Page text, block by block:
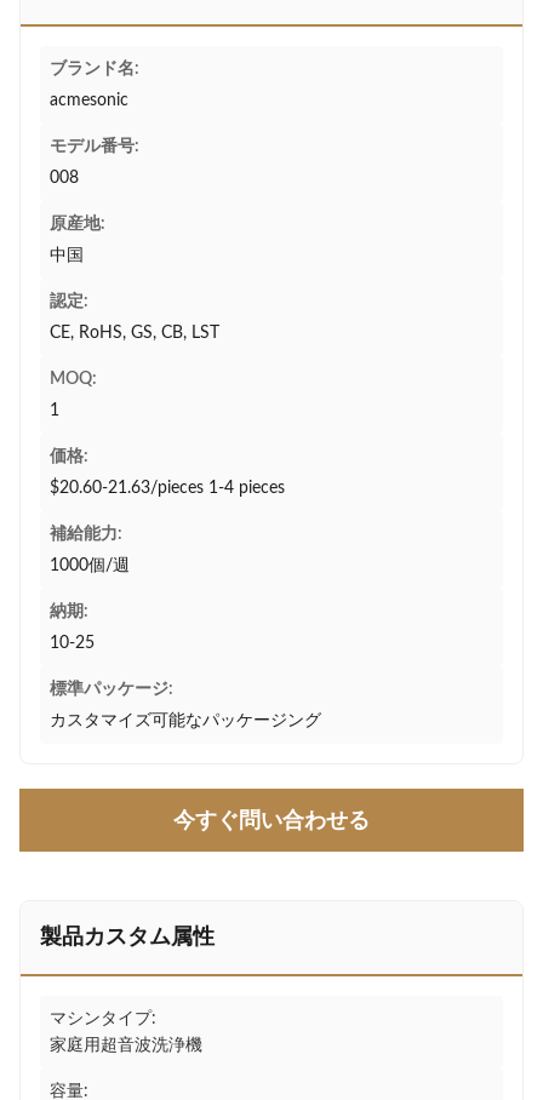
ブランド名:
acmesonic
モデル番号:
008
原産地:
中国
認定:
CE, RoHS, GS, CB, LST
MOQ:
1
価格:
$20.60-21.63/pieces 1-4 pieces
補給能力:
1000個/週
納期:
10-25
標準パッケージ:
カスタマイズ可能なパッケージング
今すぐ問い合わせる
製品カスタム属性
マシンタイプ:
家庭用超音波洗浄機
容量: